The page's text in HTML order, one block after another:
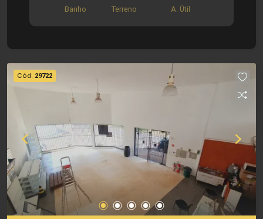
Supermercados, Escolas, Restaurantes e Lojas.
4.000,00 Investimento de IPTU: R$ 77,89 Obs.: A
imobiliária se reserva o direito de alterar qualquer
informação referente a valores, dados e
prévio.
Banho Terreno A. Útil
Cód. 29722